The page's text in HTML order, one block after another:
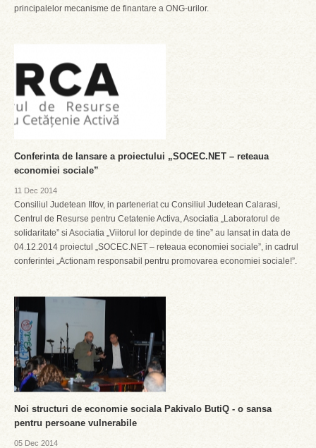
principalelor mecanisme de finantare a ONG-urilor.
Conferinta de lansare a proiectului „SOCEC.NET – reteaua
economiei sociale”
11 Dec 2014
Consiliul Judetean Ilfov, in parteneriat cu Consiliul Judetean Calarasi,
Centrul de Resurse pentru Cetatenie Activa, Asociatia „Laboratorul de
solidaritate” si Asociatia „Viitorul lor depinde de tine” au lansat in data de
04.12.2014 proiectul „SOCEC.NET – reteaua economiei sociale”, in cadrul
conferintei „Actionam responsabil pentru promovarea economiei sociale!”.
Noi structuri de economie sociala Pakivalo ButiQ - o sansa
pentru persoane vulnerabile
05 Dec 2014